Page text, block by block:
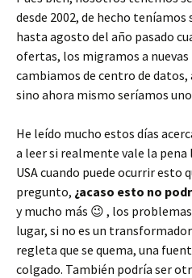
desde 2002, de hecho teníamos
hasta agosto del año pasado
ofertas, los migramos a nuevas
cambiamos de centro de
sino ahora mismo seríamos
He leído mucho estos días
a leer si realmente vale la
USA cuando puede ocurrir esto
pregunto, ¿acaso esto no
y mucho más 😉 , los
lugar, si no es un
regleta que se quema, una
colgado. También podría ser